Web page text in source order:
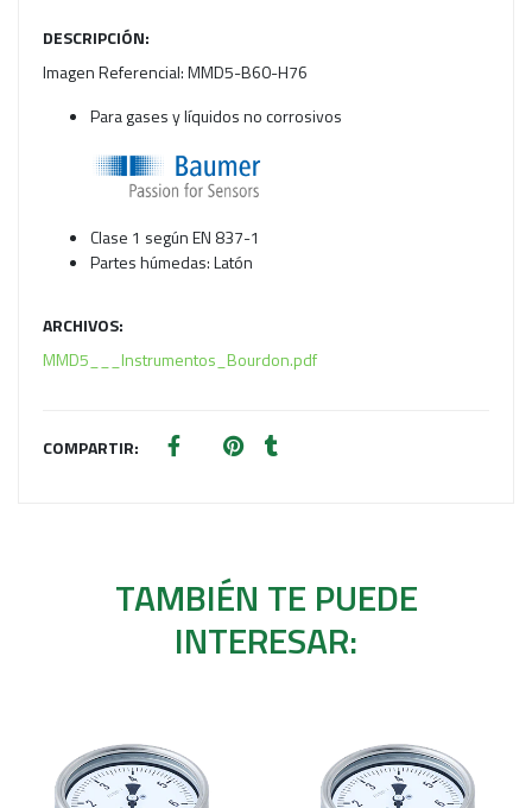
DESCRIPCIÓN:
Imagen Referencial: MMD5-B60-H76
Para gases y líquidos no corrosivos
Clase 1 según EN 837-1
Partes húmedas: Latón
ARCHIVOS:
MMD5___Instrumentos_Bourdon.pdf
COMPARTIR:
TAMBIÉN TE PUEDE
INTERESAR: